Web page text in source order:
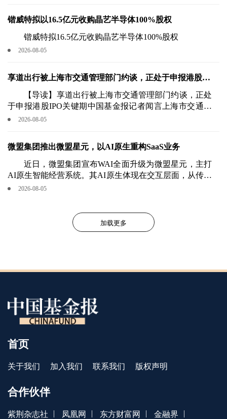
锴威特拟以16.5亿元收购晶艺半导体100%股权
锴威特拟16.5亿元收购晶艺半导体100%股权
2026-08-05
享道出行被上海市交通管理部门约谈，正处于申报港股
IPO关键期【导读】享道出行被上海市交通管理部门约谈，正处
于申报港股IPO关键期中国基金报记者闻言上海市交通委
员会官网显示，近日，上海市交通管理部门集中约谈享道
元。
2026-08-05
微盟集团推出微盟星元，以AI原生重构SaaS业务
近日，微盟集团宣布WAI全面升级为微盟星元，主打
AI原生智能经营系统。其AI原生体现在交互层面，从传统
GUI图形界面转为LUI语言交互，商家通过自然语言对话
2026-08-05
加载更多
首页
关于我们 加入我们 联系我们 版权声明
合作伙伴
紫荆杂志社 | 凤凰网 | 东方财富网 | 金融界 |